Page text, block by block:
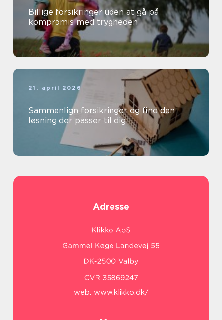
Billige forsikringer uden at gå på
kompromis med trygheden
21. april 2026
Sammenlign forsikringer og find den
løsning der passer til dig
Adresse
web: www.klikko.dk/